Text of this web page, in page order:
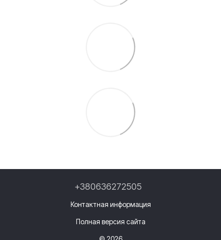
+380636272505
Контактная информация
Полная версия сайта